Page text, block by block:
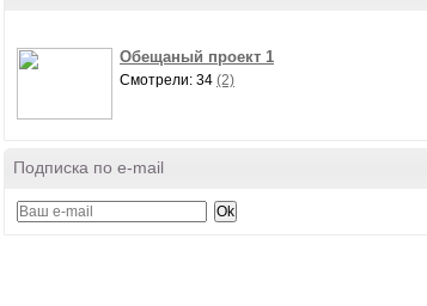
Обещаный проект 1
Смотрели: 34 (2)
Подписка по e-mail